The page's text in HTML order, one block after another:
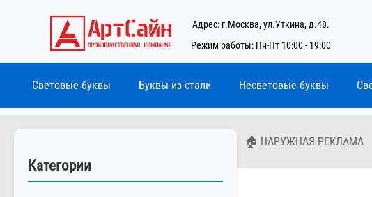
Адрес: г.Москва, ул.Уткина, д.48.
Режим работы: Пн-Пт 10:00 - 19:00
Световые буквы Буквы из стали Несветовые буквы
Категории
🏠 НАРУЖНАЯ РЕКЛАМА